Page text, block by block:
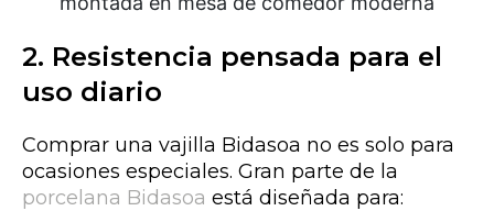
2. Resistencia pensada para el
uso diario
Comprar una vajilla Bidasoa no es solo para
ocasiones especiales. Gran parte de la
porcelana Bidasoa está diseñada para: